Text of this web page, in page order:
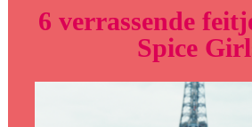
6 verrassende
Spice